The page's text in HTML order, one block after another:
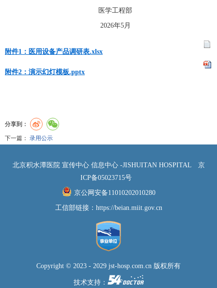
医学工程部
2026年5月
附件1：医用设备产品调研表.xlsx
附件2：演示幻灯模板.pptx
分享到：
下一篇： 录用公示
北京积水潭医院 宣传中心 信息中心 -JISHUITAN HOSPITAL
京
ICP备05023715号
京公网安备11010202010280
工信部链接： https://beian.miit.gov.cn
Copyright © 2023 - 2029 jst-hosp.com.cn 版权所有
技术支持：